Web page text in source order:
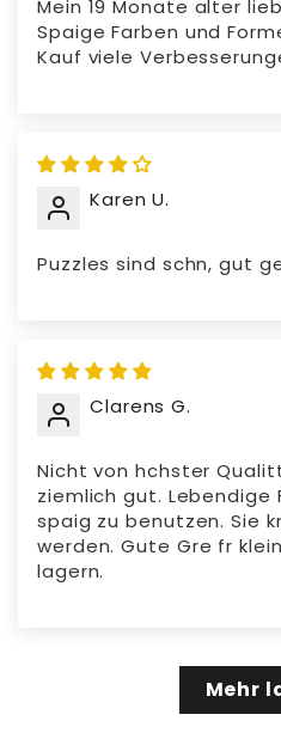
Mein 19 Monate alter
Spaige Farben und
Kauf viele
Karen U.
Puzzles sind schn, gut
Clarens G.
Nicht von hchster
ziemlich gut. Lebendige
spaig zu benutzen. Sie
werden. Gute Gre fr
lagern.
Mehr